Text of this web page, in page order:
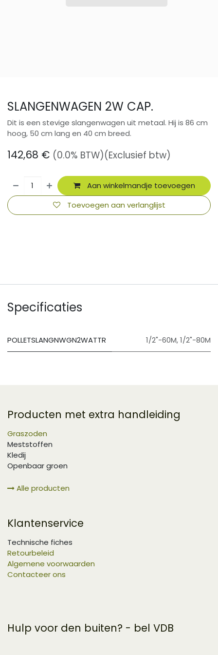
SLANGENWAGEN 2W CAP.
Dit is een stevige slangenwagen uit metaal. Hij is 86 cm
hoog, 50 cm lang en 40 cm breed.
142,68 € (0.0% BTW)(Exclusief btw)
Aan winkelmandje toevoegen
Toevoegen aan verlanglijst
Specificaties
POLLETSLANGNWGN2WATTR 1/2"-60M,1/2"-80M
Producten met extra handleiding
Graszoden
Meststoffen
Kledij
Openbaar groen
Alle producten
Klantenservice
Technische fiches
Retourbeleid
Algemene voorwaarden
Contacteer ons
Hulp voor den buiten? - bel VDB